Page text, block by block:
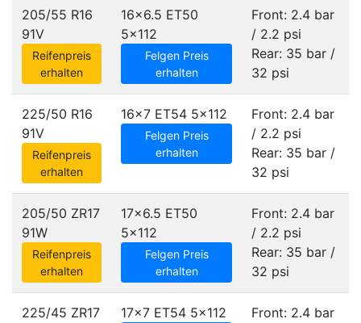
205/55 R16
91V
Reifenpreis
erhalten
16x6.5 ET50
5x112
Felgen Preis
erhalten
Front: 2.4 bar
/ 2.2 psi
Rear: 35 bar /
32 psi
225/50 R16
91V
Reifenpreis
erhalten
16x7 ET54 5x112
Felgen Preis
erhalten
Front: 2.4 bar
/ 2.2 psi
Rear: 35 bar /
32 psi
205/50 ZR17
91W
Reifenpreis
erhalten
17x6.5 ET50
5x112
Felgen Preis
erhalten
Front: 2.4 bar
/ 2.2 psi
Rear: 35 bar /
32 psi
225/45 ZR17
17x7 ET54 5x112
Front: 2.4 bar